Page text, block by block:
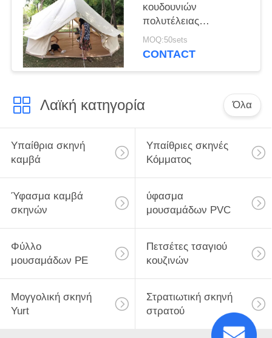
κουδουνιών
πολυτέλειας
προσώπων για τη
στρατοπέδευση, να
MOQ:50sets
CONTACT
Λαϊκή κατηγορία Όλα
Υπαίθρια σκηνή
καμβά
Υπαίθριες σκηνές
Κόμματος
Ύφασμα καμβά
σκηνών
ύφασμα
μουσαμάδων PVC
Φύλλο
μουσαμάδων PE
Πετσέτες τσαγιού
κουζινών
Μογγολική σκηνή
Yurt
Στρατιωτική σκηνή
στρατού